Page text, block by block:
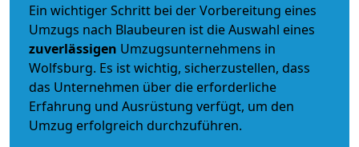
Ein wichtiger Schritt bei der Vorbereitung eines
Umzugs nach Blaubeuren ist die Auswahl eines
zuverlässigen Umzugsunternehmens in
Wolfsburg. Es ist wichtig, sicherzustellen, dass
das Unternehmen über die erforderliche
Erfahrung und Ausrüstung verfügt, um den
Umzug erfolgreich durchzuführen.